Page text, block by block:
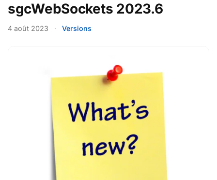
sgcWebSockets 2023.6
4 août 2023 · Versions